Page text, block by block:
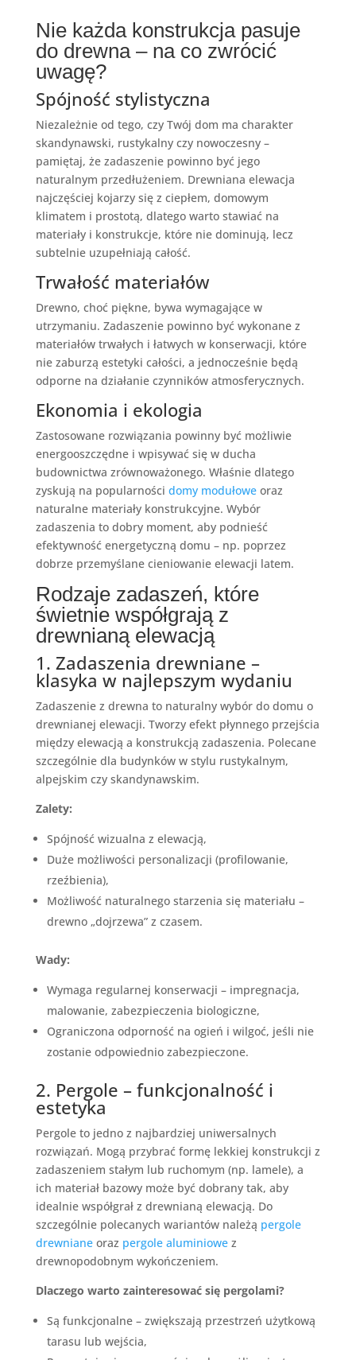
Nie każda konstrukcja pasuje
do drewna – na co zwrócić
uwagę?
Spójność stylistyczna
Niezależnie od tego, czy Twój dom ma charakter
skandynawski, rustykalny czy nowoczesny –
pamiętaj, że zadaszenie powinno być jego
naturalnym przedłużeniem. Drewniana elewacja
najczęściej kojarzy się z ciepłem, domowym
klimatem i prostotą, dlatego warto stawiać na
materiały i konstrukcje, które nie dominują, lecz
subtelnie uzupełniają całość.
Trwałość materiałów
Drewno, choć piękne, bywa wymagające w
utrzymaniu. Zadaszenie powinno być wykonane z
materiałów trwałych i łatwych w konserwacji, które
nie zaburzą estetyki całości, a jednocześnie będą
odporne na działanie czynników atmosferycznych.
Ekonomia i ekologia
Zastosowane rozwiązania powinny być możliwie
energooszczędne i wpisywać się w ducha
budownictwa zrównoważonego. Właśnie dlatego
zyskują na popularności domy modułoweoraz
naturalne materiały konstrukcyjne. Wybór
zadaszenia to dobry moment, aby podnieść
efektywność energetyczną domu – np. poprzez
dobrze przemyślane cieniowanie elewacji latem.
Rodzaje zadaszeń, które
świetnie współgrają z
drewnianą elewacją
1. Zadaszenia drewniane –
klasyka w najlepszym wydaniu
Zadaszenie z drewna to naturalny wybór do domu o
drewnianej elewacji. Tworzy efekt płynnego przejścia
między elewacją a konstrukcją zadaszenia. Polecane
szczególnie dla budynków w stylu rustykalnym,
alpejskim czy skandynawskim.
Zalety:
Spójność wizualna z elewacją,
Duże możliwości personalizacji (profilowanie,
rzeźbienia),
Możliwość naturalnego starzenia się materiału –
drewno „dojrzewa” z czasem.
Wady:
Wymaga regularnej konserwacji – impregnacja,
malowanie, zabezpieczenia biologiczne,
Ograniczona odporność na ogień i wilgoć, jeśli nie
zostanie odpowiednio zabezpieczone.
2. Pergole – funkcjonalność i
estetyka
Pergole to jedno z najbardziej uniwersalnych
rozwiązań. Mogą przybrać formę lekkiej konstrukcji z
zadaszeniem stałym lub ruchomym (np. lamele), a
ich materiał bazowy może być dobrany tak, aby
idealnie współgrał z drewnianą elewacją. Do
szczególnie polecanych wariantów należą pergole
drewnianeoraz pergole aluminiowez
drewnopodobnym wykończeniem.
Dlaczego warto zainteresować się pergolami?
Są funkcjonalne – zwiększają przestrzeń użytkową
tarasu lub wejścia,